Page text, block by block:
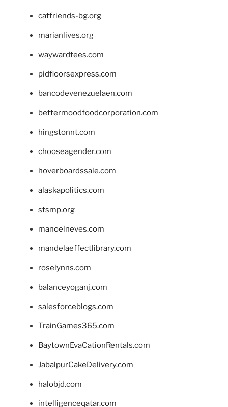
catfriends-bg.org
marianlives.org
waywardtees.com
pidfloorsexpress.com
bancodevenezuelaen.com
bettermoodfoodcorporation.com
hingstonnt.com
chooseagender.com
hoverboardssale.com
alaskapolitics.com
stsmp.org
manoelneves.com
mandelaeffectlibrary.com
roselynns.com
balanceyoganj.com
salesforceblogs.com
TrainGames365.com
BaytownEvaCationRentals.com
JabalpurCakeDelivery.com
halobjd.com
intelligenceqatar.com